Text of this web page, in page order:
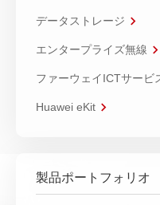
データストレージ
エンタープライズ無線
ファーウェイICTサービ
Huawei eKit
製品ポートフォリオ